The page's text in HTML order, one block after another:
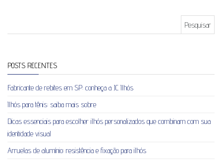
POSTS RECENTES
Fabricante de rebites em SP: conheça a JC Ilhós
Ilhós para tênis: saiba mais sobre
Dicas essenciais para escolher ilhós personalizados que combinam com sua
identidade visual
Arruelas de alumínio: resistência e fixação para ilhós